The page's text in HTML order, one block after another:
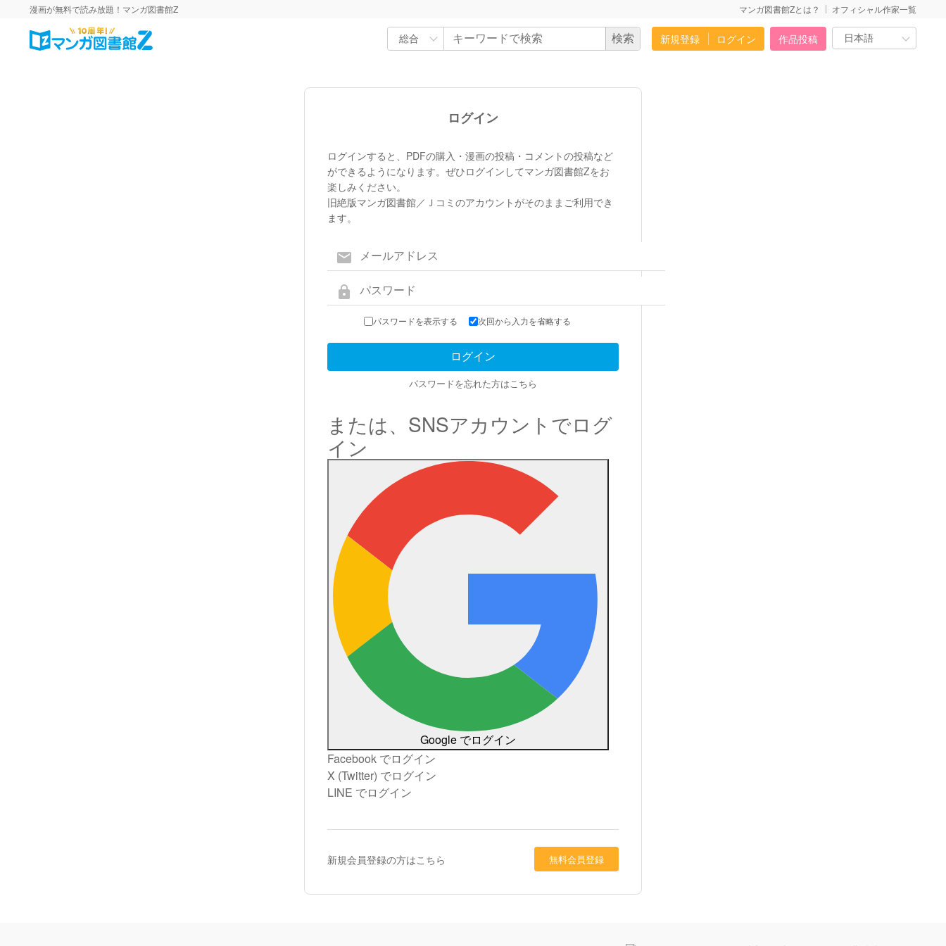
漫画が無料で読み放題！マンガ図書館Z マンガ図書館Zとは？ オフィシャル作家一覧
新規登録 ログイン 作品投稿
ログイン
ログインすると、PDFの購入・漫画の投稿・コメントの投稿など
ができるようになります。ぜひログインしてマンガ図書館Zをお
楽しみください。
旧絶版マンガ図書館／Ｊコミのアカウントがそのままご利用でき
ます。
mail
lock
パスワードを表示する 次回から入力を省略する
パスワードを忘れた方はこちら
または、SNSアカウントでログ
イン
Google でログイン
Facebook でログイン
X (Twitter) でログイン
LINE でログイン
新規会員登録の方はこちら 無料会員登録